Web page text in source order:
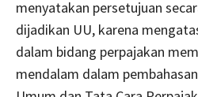
menyatakan persetujuan
dijadikan UU, karena
dalam bidang perpajakan
mendalam dalam